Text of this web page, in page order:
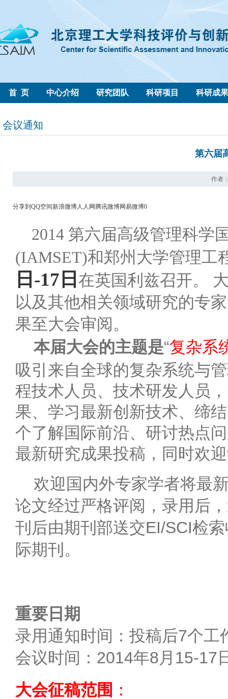
首 页 中心介绍 研究团队 科研项目 科研成果
会议通知
第六届
作者
分享到 QQ空间新浪微博人人网 腾讯微博网易微博0
2014 第六届高级管理科学
(IAMSET)和郑州大学管理工
日-17日 在英国利兹召开。
以及其他相关领域研究的专
果至大会审阅。
本届大会的主题是“复杂系
吸引来自全球的复杂系统与
程技术人员、技术研发人员
果、学习最新创新技术、缔
个了解国际前沿、研讨热点
最新研究成果投稿，同时欢
欢迎国内外专家学者将最
论文经过严格评阅，录用后
刊后由期刊部送交EI/SCI检
际期刊。
重要日期
录用通知时间：投稿后7个工
会议时间：2014年8月15-17
大会征稿范围 ：